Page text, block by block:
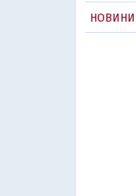
НОВИНИ